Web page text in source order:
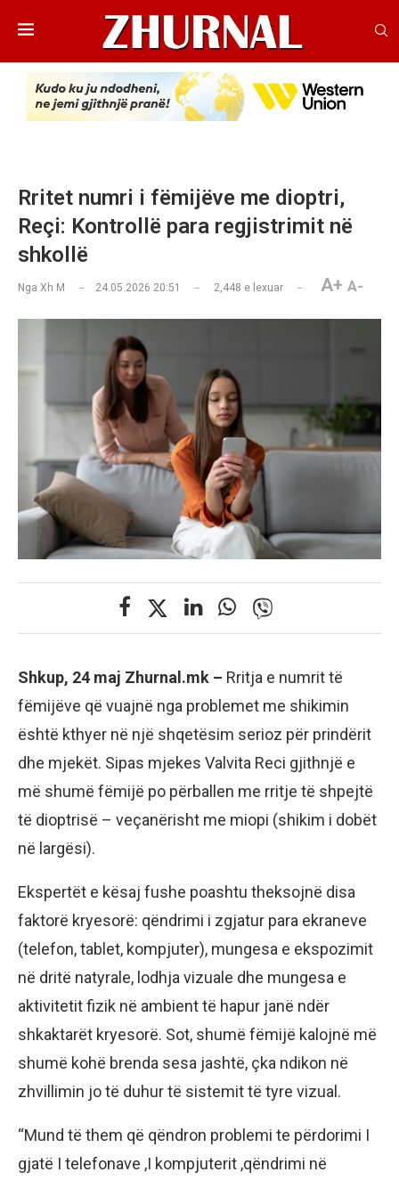
Rritet numri i fëmijëve me dioptri,
Reçi: Kontrollë para regjistrimit në
shkollë
Nga Xh M 24.05.2026 20:51 2,448 e lexuar A+ A-
Shkup, 24 maj Zhurnal.mk – Rritja e numrit të
fëmijëve që vuajnë nga problemet me shikimin
është kthyer në një shqetësim serioz për prindërit
dhe mjekët. Sipas mjekes Valvita Reci gjithnjë e
më shumë fëmijë po përballen me rritje të shpejtë
të dioptrisë – veçanërisht me miopi (shikim i dobët
në largësi).
Ekspertët e kësaj fushe poashtu theksojnë disa
faktorë kryesorë: qëndrimi i zgjatur para ekraneve
(telefon, tablet, kompjuter), mungesa e ekspozimit
në dritë natyrale, lodhja vizuale dhe mungesa e
aktivitetit fizik në ambient të hapur janë ndër
shkaktarët kryesorë. Sot, shumë fëmijë kalojnë më
shumë kohë brenda sesa jashtë, çka ndikon në
zhvillimin jo të duhur të sistemit të tyre vizual.
“Mund të them që qëndron problemi te përdorimi I
gjatë I telefonave ,I kompjuterit ,qëndrimi në